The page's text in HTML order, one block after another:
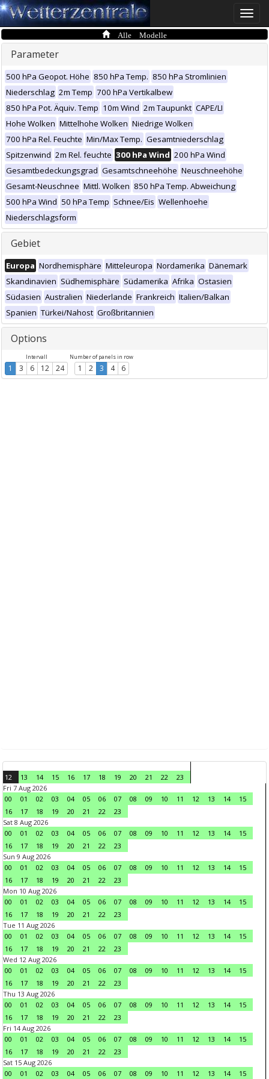
Toggle
Alle Modelle
Parameter
500 hPa Geopot. Höhe 850 hPa Temp. 850 hPa Stromlinien
Niederschlag 2m Temp 700 hPa Vertikalbew
850 hPa Pot. Äquiv. Temp 10m Wind 2m Taupunkt CAPE/LI
Hohe Wolken Mittelhohe Wolken Niedrige Wolken
700 hPa Rel. Feuchte Min/Max Temp. Gesamtniederschlag
Spitzenwind 2m Rel. feuchte 300 hPa Wind 200 hPa Wind
Gesamtbedeckungsgrad Gesamtschneehöhe Neuschneehöhe
Gesamt-Neuschnee Mittl. Wolken 850 hPa Temp. Abweichung
500 hPa Wind 50 hPa Temp Schnee/Eis Wellenhoehe
Niederschlagsform
Gebiet
Europa Nordhemisphäre Mitteleuropa Nordamerika Dänemark
Skandinavien Südhemisphäre Südamerika Afrika Ostasien
Südasien Australien Niederlande Frankreich Italien/Balkan
Spanien Türkei/Nahost Großbritannien
Options
Intervall
1 3 6 12 24
Number of panels in row
1 2 3 4 6
12 13 14 15 16 17 18 19 20 21 22
23
Fri 7 Aug 2026
00
01 02 03 04 05 06 07 08 09 10 11 12 13 14
15
16
17 18 19 20 21 22
23
Sat 8 Aug 2026
00
01 02 03 04 05 06 07 08 09 10 11 12 13 14
15
16
17 18 19 20 21 22
23
Sun 9 Aug 2026
00
01 02 03 04 05 06 07 08 09 10 11 12 13 14
15
16
17 18 19 20 21 22
23
Mon 10 Aug 2026
00
01 02 03 04 05 06 07 08 09 10 11 12 13 14
15
16
17 18 19 20 21 22
23
Tue 11 Aug 2026
00
01 02 03 04 05 06 07 08 09 10 11 12 13 14
15
16
17 18 19 20 21 22
23
Wed 12 Aug 2026
00
01 02 03 04 05 06 07 08 09 10 11 12 13 14
15
16
17 18 19 20 21 22
23
Thu 13 Aug 2026
00
01 02 03 04 05 06 07 08 09 10 11 12 13 14
15
16
17 18 19 20 21 22
23
Fri 14 Aug 2026
00
01 02 03 04 05 06 07 08 09 10 11 12 13 14
15
16
17 18 19 20 21 22
23
Sat 15 Aug 2026
00
01 02 03 04 05 06 07 08 09 10 11 12 13 14 15